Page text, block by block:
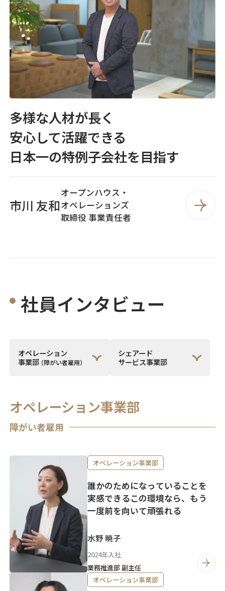
多様な人材が長く
安心して活躍できる
日本一の特例子会社を目指す
市川 友和
オープンハウス・
オペレーションズ
取締役 事業責任者
社員インタビュー
オペレーション
事業部（障がい者雇用）
シェアード
サービス事業部
オペレーション事業部
障がい者雇用
オペレーション事業部
誰かのためになっていることを
実感できるこの環境なら、もう
一度前を向いて頑張れる
水野 暁子
2024年入社
業務推進部 副主任
オペレーション事業部